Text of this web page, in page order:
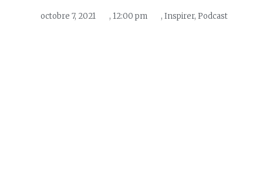
octobre 7, 2021 , 12:00 pm , Inspirer, Podcast